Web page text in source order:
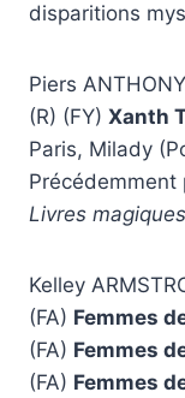
disparitions
Piers ANTHONY
(R) (FY) Xanth
Paris, Milady
Précédemment
Livres
Kelley
(FA) Femmes
(FA) Femmes
(FA) Femmes